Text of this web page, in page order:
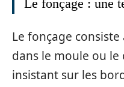
Le fonçage : une
Le fonçage
dans le moule ou le
insistant sur les